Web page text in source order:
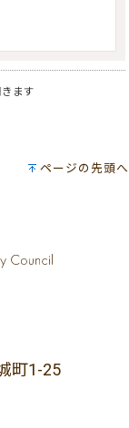
ます
ページの先頭へ
町1-25